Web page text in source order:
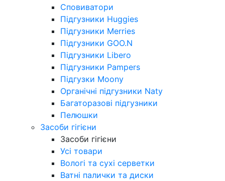
Сповиватори
Підгузники Huggies
Підгузники Merries
Підгузники GOO.N
Підгузники Libero
Підгузники Pampers
Підгузки Moony
Органічні підгузники Naty
Багаторазові підгузники
Пелюшки
Засоби гігієни
Засоби гігієни
Усі товари
Вологі та сухі серветки
Ватні палички та диски